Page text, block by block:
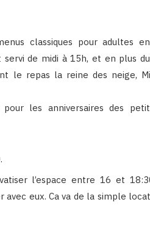
classiques pour adultes
de midi à 15h, et en plus
le repas la reine des neige,
pour les anniversaires des
l’espace entre 16 et
eux. Ca va de la simple